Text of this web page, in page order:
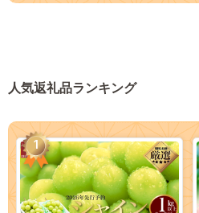
人気返礼品ランキング
1